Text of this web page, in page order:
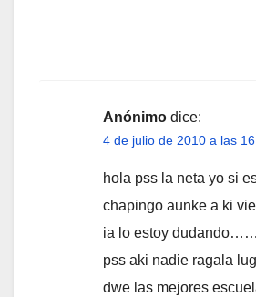
Anónimo dice:
4 de julio de 2010 a las
hola pss la neta yo si
chapingo aunke a ki
ia lo estoy
pss aki nadie ragala
dwe las mejores